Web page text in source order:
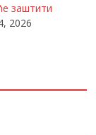
заштити
2026